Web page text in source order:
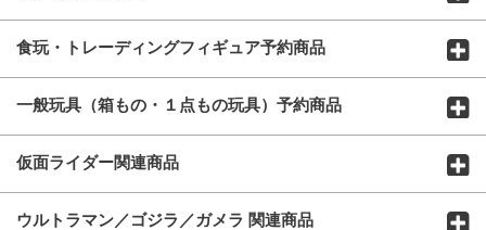
食玩・トレーディングフィギュア予約商品
一般玩具（箱もの・１点もの玩具）予約商品
仮面ライダー関連商品
ウルトラマン／ゴジラ／ガメラ 関連商品